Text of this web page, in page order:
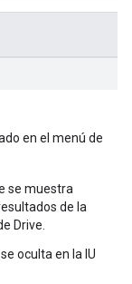
en el menú de
se muestra
de la
Drive.
oculta en la IU